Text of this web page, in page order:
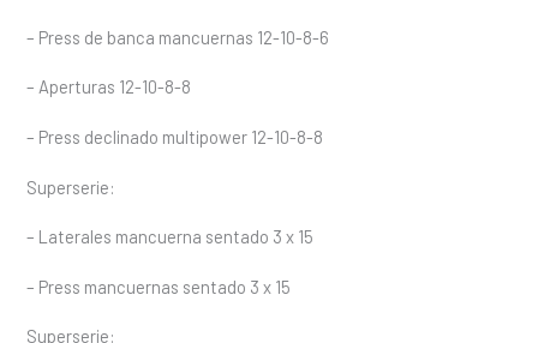
– Press de banca mancuernas 12-10-8-6
– Aperturas 12-10-8-8
– Press declinado multipower 12-10-8-8
Superserie:
– Laterales mancuerna sentado 3 x 15
– Press mancuernas sentado 3 x 15
Superserie: